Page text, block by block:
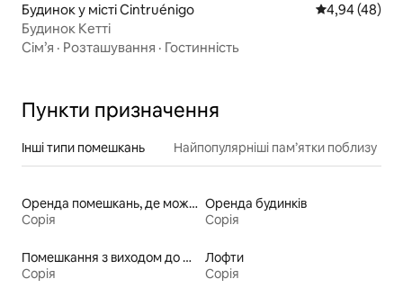
Будинок у місті Cintruénigo Середня
4,94 (48)
Будинок Кетті
Сім’я · Розташування · Гостинність
Пункти призначення
Інші типи помешкань Найпопулярніші пам’ятки поблизу
Оренда помешкань, де можна перебувати з домашніми тваринами
Сорія
Оренда будинків
Сорія
Помешкання з виходом до озера
Сорія
Лофти
Сорія